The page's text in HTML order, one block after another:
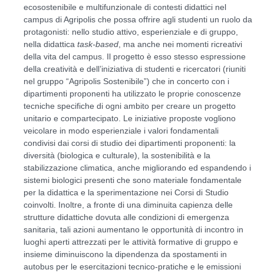
ecosostenibile e multifunzionale di contesti didattici nel
campus di Agripolis che possa offrire agli studenti un ruolo da
protagonisti: nello studio attivo, esperienziale e di gruppo,
nella didattica task-based , ma anche nei momenti ricreativi
della vita del campus. Il progetto è esso stesso espressione
della creatività e dell’iniziativa di studenti e ricercatori (riuniti
nel gruppo “Agripolis Sostenibile”) che in concerto con i
dipartimenti proponenti ha utilizzato le proprie conoscenze
tecniche specifiche di ogni ambito per creare un progetto
unitario e compartecipato. Le iniziative proposte vogliono
veicolare in modo esperienziale i valori fondamentali
condivisi dai corsi di studio dei dipartimenti proponenti: la
diversità (biologica e culturale), la sostenibilità e la
stabilizzazione climatica, anche migliorando ed espandendo i
sistemi biologici presenti che sono materiale fondamentale
per la didattica e la sperimentazione nei Corsi di Studio
coinvolti. Inoltre, a fronte di una diminuita capienza delle
strutture didattiche dovuta alle condizioni di emergenza
sanitaria, tali azioni aumentano le opportunità di incontro in
luoghi aperti attrezzati per le attività formative di gruppo e
insieme diminuiscono la dipendenza da spostamenti in
autobus per le esercitazioni tecnico-pratiche e le emissioni